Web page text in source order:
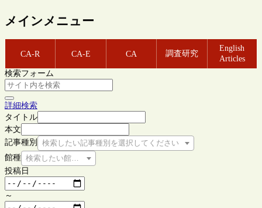
メインメニュー
CA-R CA-E CA 調査研究
English
Articles
検索フォーム
詳細検索
タイトル
本文
記事種別
検索したい記事種別を選択してください
館種 検索したい館種を選択してください
投稿日
～